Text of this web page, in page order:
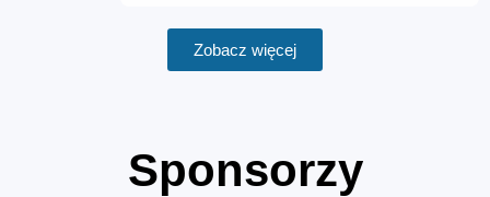
Zobacz więcej
Sponsorzy